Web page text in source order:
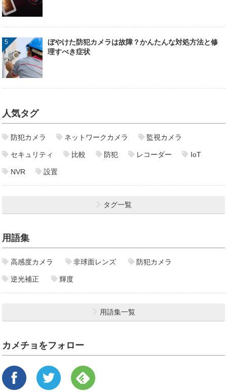
ぼやけた防犯カメラは故障？かんたんな対処方法と修
理すべき症状
人気タグ
防犯カメラ ネットワークカメラ 監視カメラ
セキュリティ 比較 防犯 レコーダー IoT
NVR 設置
タグ一覧
用語集
高感度カメラ 非球面レンズ 防犯カメラ
逆光補正 輝度
用語集一覧
カメチョをフォロー